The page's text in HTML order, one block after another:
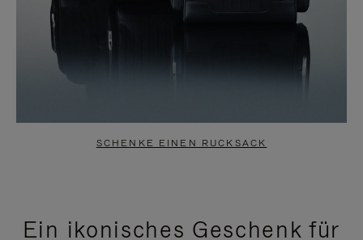
SCHENKE EINEN RUCKSACK
Ein ikonisches Geschenk für